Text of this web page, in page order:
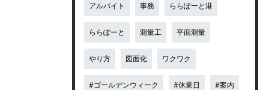
アルバイト 事務 ららぽーと港
ららぽーと 測量工 平面測量
やり方 図面化 ワクワク
#ゴールデンウィーク #休業日 #案内